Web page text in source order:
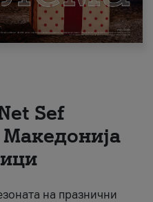
Sеf
на празнични